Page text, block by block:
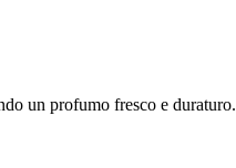
un profumo fresco e duraturo.